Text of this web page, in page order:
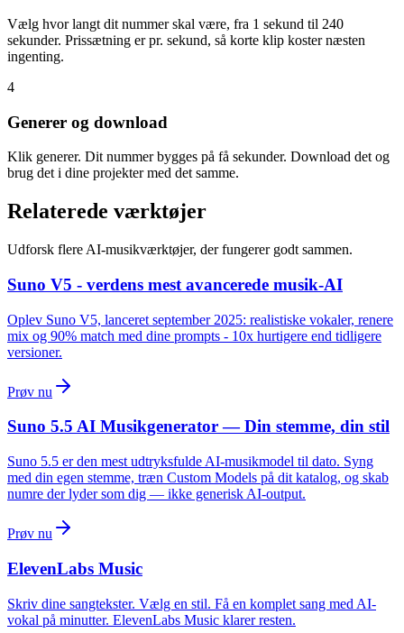
Vælg hvor langt dit nummer skal være, fra 1 sekund til 240
sekunder. Prissætning er pr. sekund, så korte klip koster næsten
ingenting.
4
Generer og download
Klik generer. Dit nummer bygges på få sekunder. Download det og
brug det i dine projekter med det samme.
Relaterede værktøjer
Udforsk flere AI-musikværktøjer, der fungerer godt sammen.
Suno V5 - verdens mest avancerede musik-AI
Oplev Suno V5, lanceret september 2025: realistiske vokaler, renere
mix og 90% match med dine prompts - 10x hurtigere end tidligere
versioner.
Prøv nu
Suno 5.5 AI Musikgenerator — Din stemme, din stil
Suno 5.5 er den mest udtryksfulde AI-musikmodel til dato. Syng
med din egen stemme, træn Custom Models på dit katalog, og skab
numre der lyder som dig — ikke generisk AI-output.
Prøv nu
ElevenLabs Music
Skriv dine sangtekster. Vælg en stil. Få en komplet sang med AI-
vokal på minutter. ElevenLabs Music klarer resten.